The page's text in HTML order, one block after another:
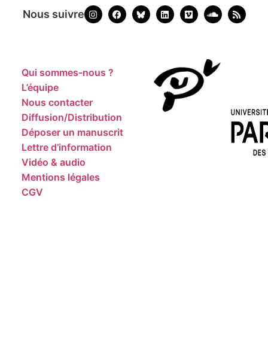
Nous suivre
Qui sommes-nous ?
L’équipe
Nous contacter
Diffusion/Distribution
Déposer un manuscrit
Lettre d’information
Vidéo & audio
Mentions légales
CGV